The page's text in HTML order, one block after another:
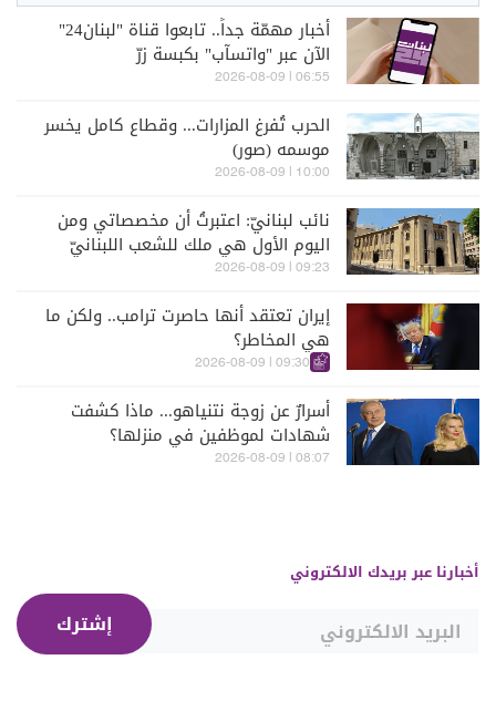
أخبار مهمّة جداً.. تابعوا قناة "لبنان24"
الآن عبر "واتسآب" بكبسة زرّ
06:55 | 2026-08-09
الحرب تُفرغ المزارات... وقطاع كامل يخسر
موسمه (صور)
10:00 | 2026-08-09
نائب لبنانيّ: اعتبرتُ أن مخصصاتي ومن
اليوم الأول هي ملك للشعب اللبنانيّ
09:23 | 2026-08-09
إيران تعتقد أنها حاصرت ترامب.. ولكن ما
هي المخاطر؟
09:30 | 2026-08-09
أسرارٌ عن زوجة نتنياهو... ماذا كشفت
شهادات لموظفين في منزلها؟
08:07 | 2026-08-09
أخبارنا عبر بريدك الالكتروني
إشترك